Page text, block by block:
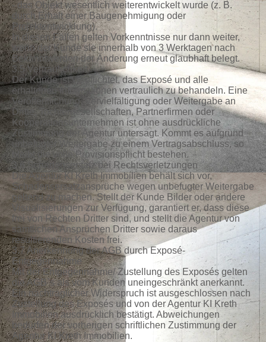
- das Objekt wesentlich weiterentwickelt wurde (z. B.
durch Erhalt einer Baugenehmigung oder
Projektentwicklung).
In diesen Fällen gelten Vorkenntnisse nur dann weiter,
wenn der Kunde sie innerhalb von 3 Werktagen nach
Bekanntwerden der Änderung erneut glaubhaft belegt.
3.5 Vertraulichkeit
Der Kunde ist verpflichtet, das Exposé und alle
erhaltenen Informationen vertraulich zu behandeln. Eine
Veröffentlichung, Vervielfältigung oder Weitergabe an
Dritte, Tochtergesellschaften, Partnerfirmen oder
Kooperationsunternehmen ist ohne ausdrückliche
Zustimmung der Agentur untersagt. Kommt es aufgrund
unbefugter Weitergabe zu einem Vertragsabschluss, so
bleibt die volle Provisionspflicht bestehen.
3.6 Schadensersatz bei Rechtsverletzungen
Die Agentur KI Kreth Immobilien behält sich vor,
Schadensersatzansprüche wegen unbefugter Weitergabe
geltend zu machen. Stellt der Kunde Bilder oder andere
Visualisierungen zur Verfügung, garantiert er, dass diese
frei von Rechten Dritter sind, und stellt die Agentur von
sämtlichen Ansprüchen Dritter sowie daraus
resultierenden Kosten frei.
3.7 Anerkennung der AGB durch Exposé-
Entgegennahme
Mit der Entgegennahme/ Zustellung des Exposés gelten
die AGB`s als vom Kunden uneingeschränkt anerkannt.
Ein nachträglicher Widerspruch ist ausgeschlossen nach
Zustellung des Exposés und von der Agentur KI Kreth
Immobilien ausdrücklich bestätigt. Abweichungen
bedürfen der vorherigen schriftlichen Zustimmung der
Agentur KI Kreth Immobilien.